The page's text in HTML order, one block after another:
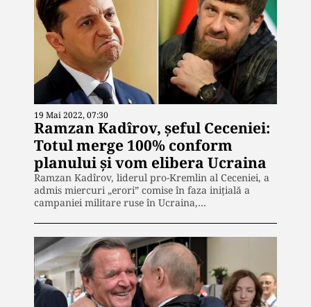
19 Mai 2022, 07:30
Ramzan Kadîrov, șeful Ceceniei:
Totul merge 100% conform
planului şi vom elibera Ucraina
Ramzan Kadîrov, liderul pro-Kremlin al Ceceniei, a
admis miercuri „erori” comise în faza iniţială a
campaniei militare ruse în Ucraina,…